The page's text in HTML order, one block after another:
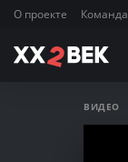
О проекте Команда
ВИДЕО